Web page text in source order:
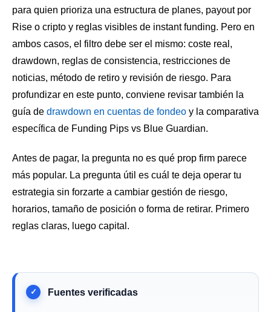
para quien prioriza una estructura de planes, payout por
Rise o cripto y reglas visibles de instant funding. Pero en
ambos casos, el filtro debe ser el mismo: coste real,
drawdown, reglas de consistencia, restricciones de
noticias, método de retiro y revisión de riesgo. Para
profundizar en este punto, conviene revisar también la
guía de drawdown en cuentas de fondeo y la comparativa
específica de Funding Pips vs Blue Guardian.
Antes de pagar, la pregunta no es qué prop firm parece
más popular. La pregunta útil es cuál te deja operar tu
estrategia sin forzarte a cambiar gestión de riesgo,
horarios, tamaño de posición o forma de retirar. Primero
reglas claras, luego capital.